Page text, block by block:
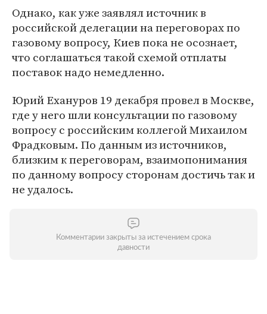
Однако, как уже заявлял источник в
российской делегации на переговорах по
газовому вопросу, Киев пока не осознает,
что соглашаться такой схемой отплаты
поставок надо немедленно.
Юрий Ехануров 19 декабря провел в Москве,
где у него шли консультации по газовому
вопросу с российским коллегой Михаилом
Фрадковым. По данным из источников,
близким к переговорам, взаимопонимания
по данному вопросу сторонам достичь так и
не удалось.
Комментарии закрыты за истечением срока
давности